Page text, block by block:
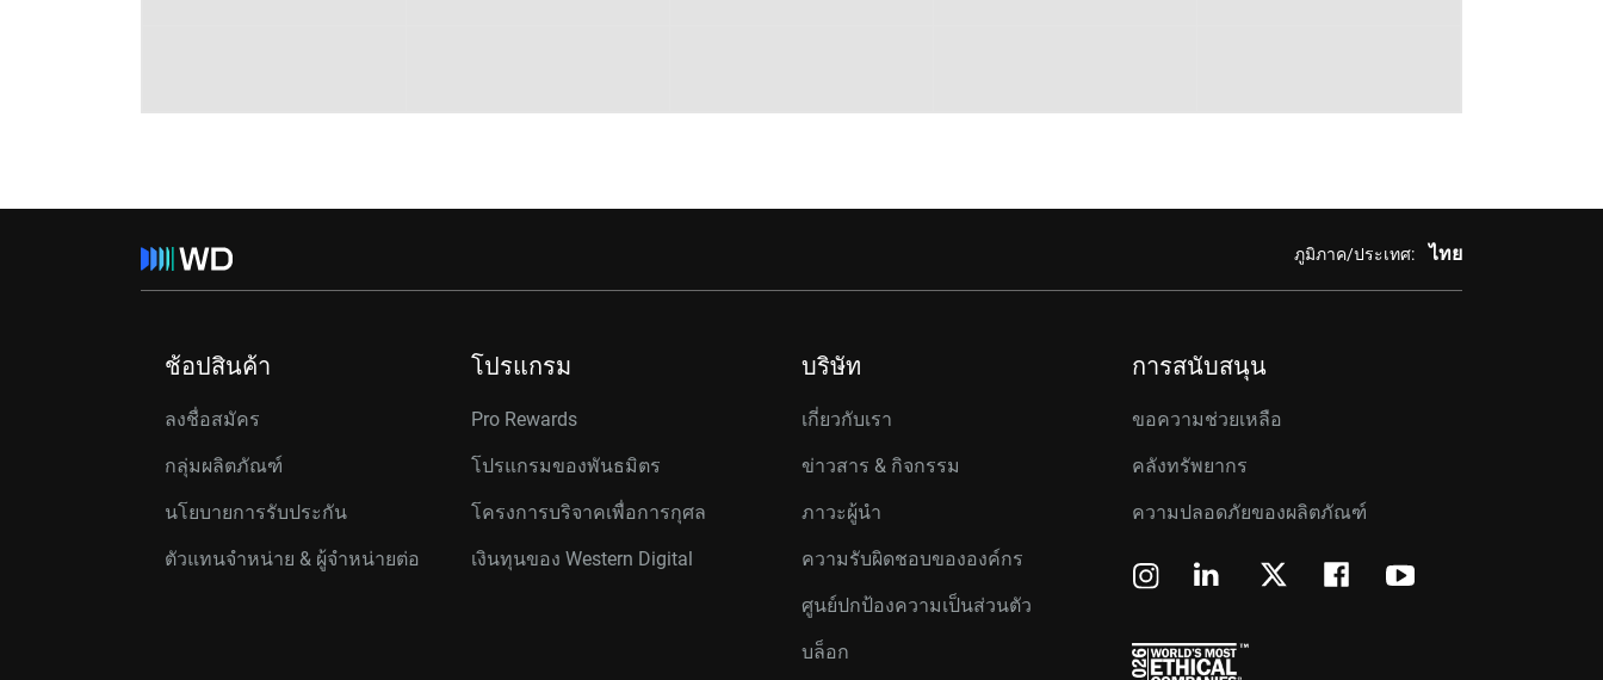
ภูมิภาค/ประเทศ: ไทย
ช้อปสินค้า
ลงชื่อสมัคร
กลุ่มผลิตภัณฑ์
นโยบายการรับประกัน
ตัวแทนจำหน่าย & ผู้จำหน่ายต่อ
โปรแกรม
Pro Rewards
โปรแกรมของพันธมิตร
โครงการบริจาคเพื่อการกุศล
เงินทุนของ Western Digital
บริษัท
เกี่ยวกับเรา
ข่าวสาร & กิจกรรม
ภาวะผู้นำ
ความรับผิดชอบขององค์กร
ศูนย์ปกป้องความเป็นส่วนตัว
บล็อก
การสนับสนุน
ขอความช่วยเหลือ
คลังทรัพยากร
ความปลอดภัยของผลิตภัณฑ์